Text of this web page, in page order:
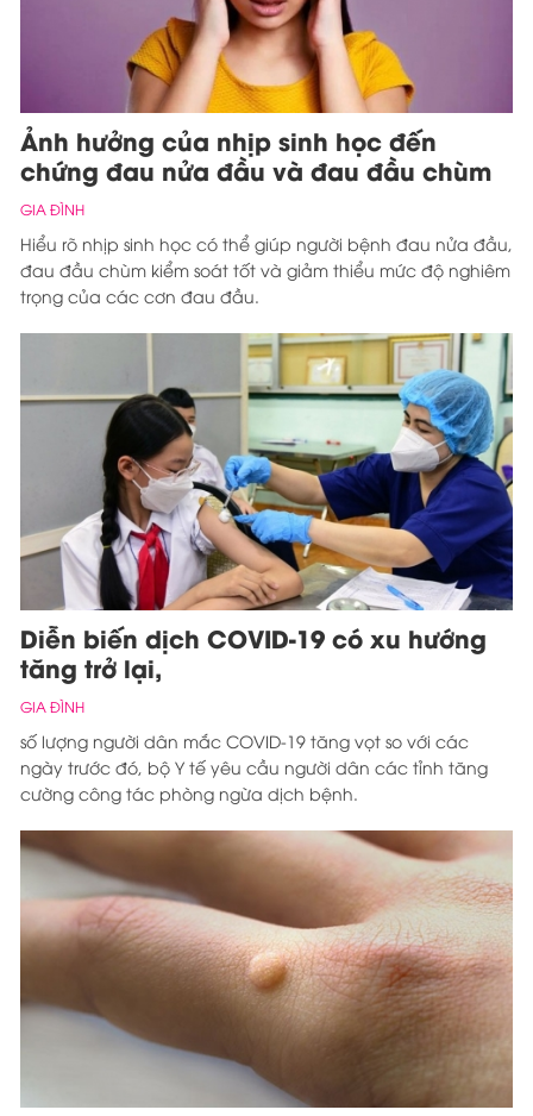
Ảnh hưởng của nhịp sinh học đến
chứng đau nửa đầu và đau đầu chùm
GIA ĐÌNH
Hiểu rõ nhịp sinh học có thể giúp người bệnh đau nửa đầu,
đau đầu chùm kiểm soát tốt và giảm thiểu mức độ nghiêm
trọng của các cơn đau đầu.
Diễn biến dịch COVID-19 có xu hướng
tăng trở lại,
GIA ĐÌNH
số lượng người dân mắc COVID-19 tăng vọt so với các
ngày trước đó, bộ Y tế yêu cầu người dân các tỉnh tăng
cường công tác phòng ngừa dịch bệnh.